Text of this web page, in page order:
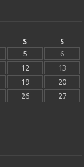
S
S
5
6
12
13
19
20
26
27